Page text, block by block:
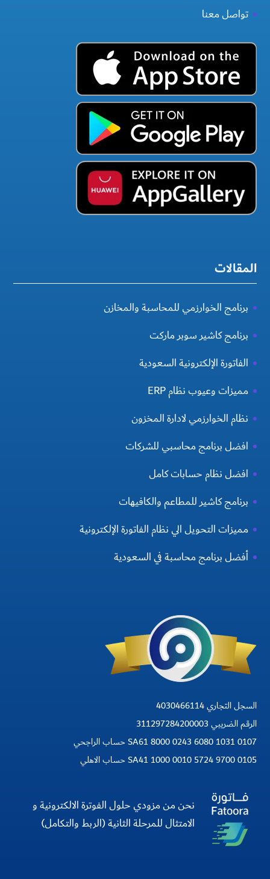
تواصل معنا
المقالات
برنامج الخوارزمي للمحاسبة والمخازن
برنامج كاشير سوبر ماركت
الفاتورة الإلكترونية السعودية
مميزات وعيوب نظام ERP
نظام الخوارزمي لادارة المخزون
افضل برنامج محاسبي للشركات
افضل نظام حسابات كامل
برنامج كاشير للمطاعم والكافيهات
مميزات التحويل الي نظام الفاتورة الإلكترونية
أفضل برنامج محاسبة في السعودية
السجل التجاري 4030466114
الرقم الضريبي 311297284200003
SA61 8000 0243 6080 1031 0107 حساب الراجحي
SA41 1000 0010 5724 9700 0105 حساب الاهلي
نحن من مزودي حلول الفوترة الالكترونية و
الامتثال للمرحلة الثانية (الربط والتكامل)